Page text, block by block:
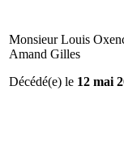
Monsieur Louis
Amand Gilles
Décédé(e) le 12 mai